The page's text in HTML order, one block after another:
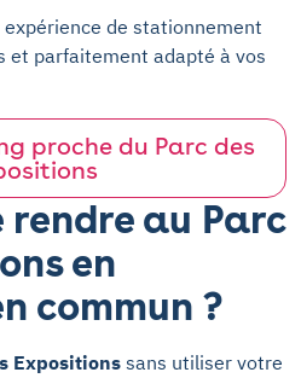
de stationnement
et parfaitement adapté à vos
proche du Parc des
rendre au Parc
en
commun ?
Expositions sans utiliser votre